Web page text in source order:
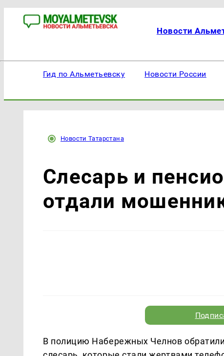
Новости
Гид по Альметьевску Новости России
Новости Татарстана
Слесарь и
отдали
В полицию Набережных Челнов